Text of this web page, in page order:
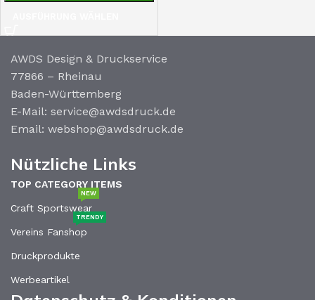
AWDS Design & Druckservice
77866 – Rheinau
Baden-Württemberg
E-Mail: service@awdsdruck.de
Email: webshop@awdsdruck.de
Nützliche Links
TOP CATEGORY ITEMS
Craft Sportswear
NEW
Vereins Fanshop
TRENDY
Druckprodukte
Werbeartikel